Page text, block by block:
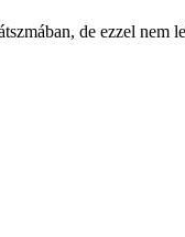
de ezzel nem